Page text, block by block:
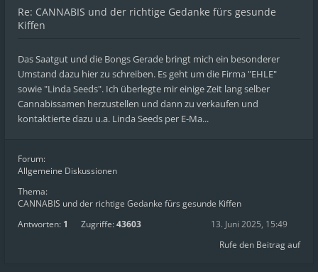
Re: CANNABIS und der richtige Gedanke fürs gesunde
Kiffen
Das Saatgut und die Bongs Gerade bringt mich ein besonderer
Umstand dazu hier zu schreiben. Es geht um die Firma "EHLE"
sowie "Linda Seeds". Ich überlegte mir einige Zeit lang selber
Cannabissamen herzustellen und dann zu verkaufen und
kontaktierte dazu u.a. Linda Seeds per E-Ma...
Forum:
Allgemeine Diskussionen
Thema:
CANNABIS und der richtige Gedanke fürs gesunde Kiffen
Antworten: 1 Zugriffe:43603
13. Juni 2025, 15:49
Rufe den Beitrag auf